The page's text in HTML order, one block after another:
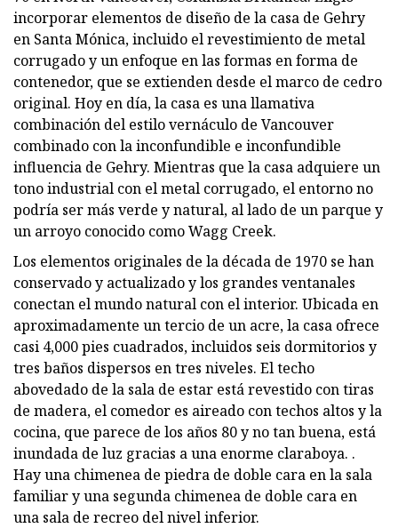
incorporar elementos de diseño de la casa de Gehry
en Santa Mónica, incluido el revestimiento de metal
corrugado y un enfoque en las formas en forma de
contenedor, que se extienden desde el marco de cedro
original. Hoy en día, la casa es una llamativa
combinación del estilo vernáculo de Vancouver
combinado con la inconfundible e inconfundible
influencia de Gehry. Mientras que la casa adquiere un
tono industrial con el metal corrugado, el entorno no
podría ser más verde y natural, al lado de un parque y
un arroyo conocido como Wagg Creek.
Los elementos originales de la década de 1970 se han
conservado y actualizado y los grandes ventanales
conectan el mundo natural con el interior. Ubicada en
aproximadamente un tercio de un acre, la casa ofrece
casi 4,000 pies cuadrados, incluidos seis dormitorios y
tres baños dispersos en tres niveles. El techo
abovedado de la sala de estar está revestido con tiras
de madera, el comedor es aireado con techos altos y la
cocina, que parece de los años 80 y no tan buena, está
inundada de luz gracias a una enorme claraboya. .
Hay una chimenea de piedra de doble cara en la sala
familiar y una segunda chimenea de doble cara en
una sala de recreo del nivel inferior.